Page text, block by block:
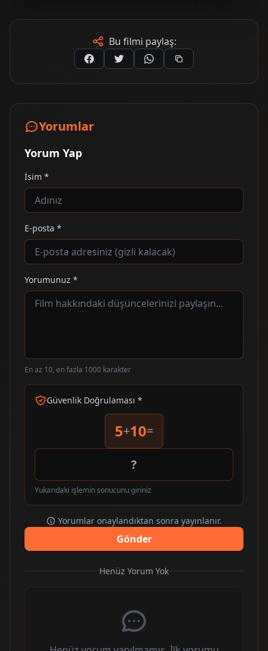
Bu filmi paylaş:
Yorumlar
Yorum Yap
İsim *
E-posta *
Yorumunuz *
En az 10, en fazla 1000 karakter
Güvenlik Doğrulaması *
5+10=
Yukarıdaki işlemin sonucunu giriniz
Yorumlar onaylandıktan sonra yayınlanır.
Gönder
Henüz Yorum Yok